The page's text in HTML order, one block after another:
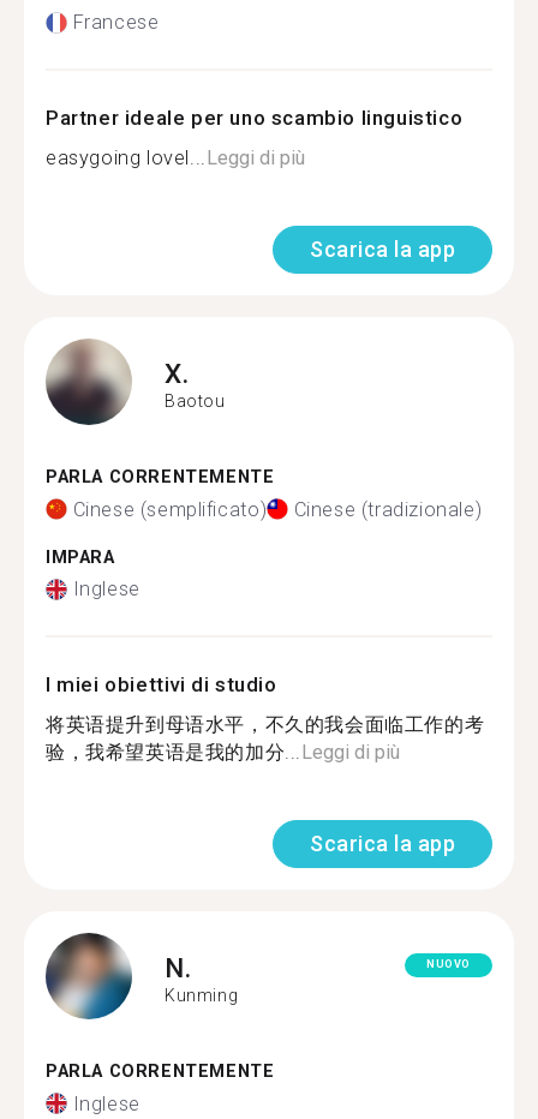
Francese
Partner ideale per uno scambio linguistico
easygoing lovel...Leggi di più
Scarica la app
X.
Baotou
PARLA CORRENTEMENTE
Cinese (semplificato) Cinese (tradizionale)
IMPARA
Inglese
I miei obiettivi di studio
将英语提升到母语水平，不久的我会面临工作的考
验，我希望英语是我的加分...Leggi di più
Scarica la app
N.
Kunming
NUOVO
PARLA CORRENTEMENTE
Inglese